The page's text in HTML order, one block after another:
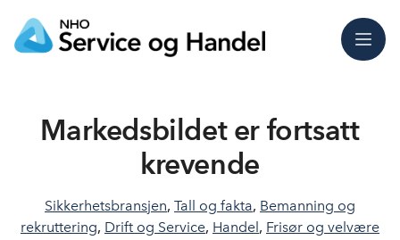
Meny
Markedsbildet er fortsatt
krevende
Sikkerhetsbransjen, Tall og fakta, Bemanning og
rekruttering, Drift og Service, Handel, Frisør og velvære